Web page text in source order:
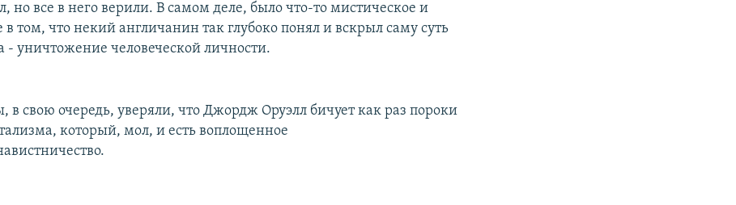
но все в него верили. В самом деле, было что-то мистическое и
в том, что некий англичанин так глубоко понял и вскрыл саму суть
уничтожение человеческой личности.
в свою очередь, уверяли, что Джордж Оруэлл бичует как раз пороки
который, мол, и есть воплощенное